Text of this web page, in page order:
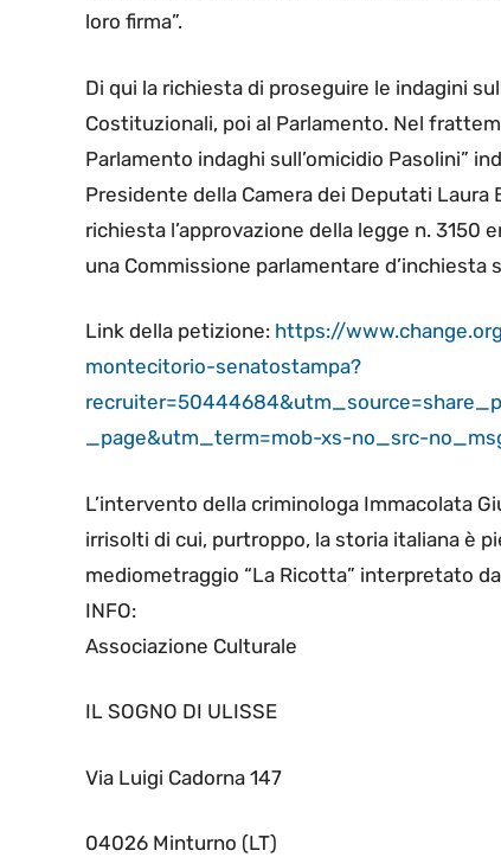
loro firma”.
Di qui la richiesta di proseguire le indagini
Costituzionali, poi al Parlamento. Nel
Parlamento indaghi sull’omicidio Pasolini”
Presidente della Camera dei Deputati
richiesta l’approvazione della legge n. 3150
una Commissione parlamentare d’inchiesta
Link della petizione: https://
montecitorio-senatostampa?
_page&utm_term=mob-xs-no_src-
L’intervento della criminologa Immacolata
irrisolti di cui, purtroppo, la storia italiana è
mediometraggio “La Ricotta” interpretato
INFO:
Associazione Culturale
IL SOGNO DI ULISSE
Via Luigi Cadorna 147
04026 Minturno (LT)